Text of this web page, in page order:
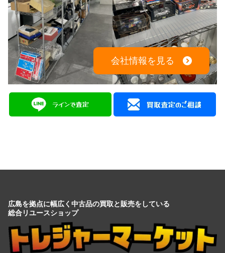
会社情報を見る
広島県広島市中区大手町５丁目9-2
営業時間：10:00～19:00
定休日：月曜日・火曜日